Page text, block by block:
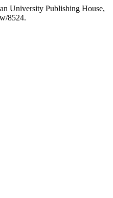
University Publishing House,
8524.